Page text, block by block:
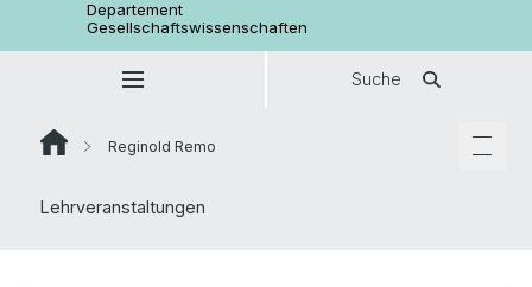
Departement
Gesellschaftswissenschaften
Suche
Reginold Remo
Lehrveranstaltungen